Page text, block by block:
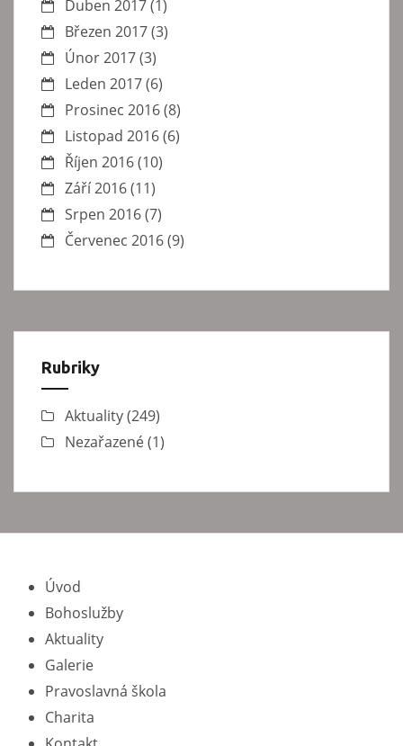
Duben 2017(1)
Březen 2017(3)
Únor 2017(3)
Leden 2017(6)
Prosinec 2016(8)
Listopad 2016(6)
Říjen 2016(10)
Září 2016(11)
Srpen 2016(7)
Červenec 2016(9)
Rubriky
Aktuality(249)
Nezařazené(1)
Úvod
Bohoslužby
Aktuality
Galerie
Pravoslavná škola
Charita